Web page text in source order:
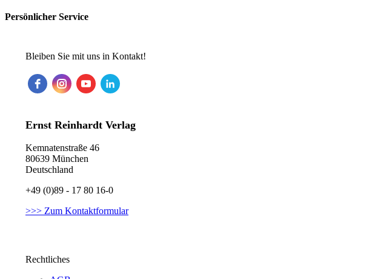
Persönlicher Service
Bleiben Sie mit uns in Kontakt!
Ernst Reinhardt Verlag
Kemnatenstraße 46
80639 München
Deutschland
+49 (0)89 - 17 80 16-0
>>> Zum Kontaktformular
Rechtliches